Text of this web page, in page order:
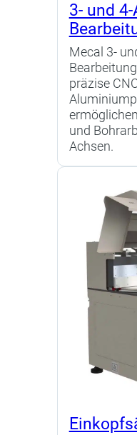
3- und
Mecal 3-
präzise
und
Achsen.